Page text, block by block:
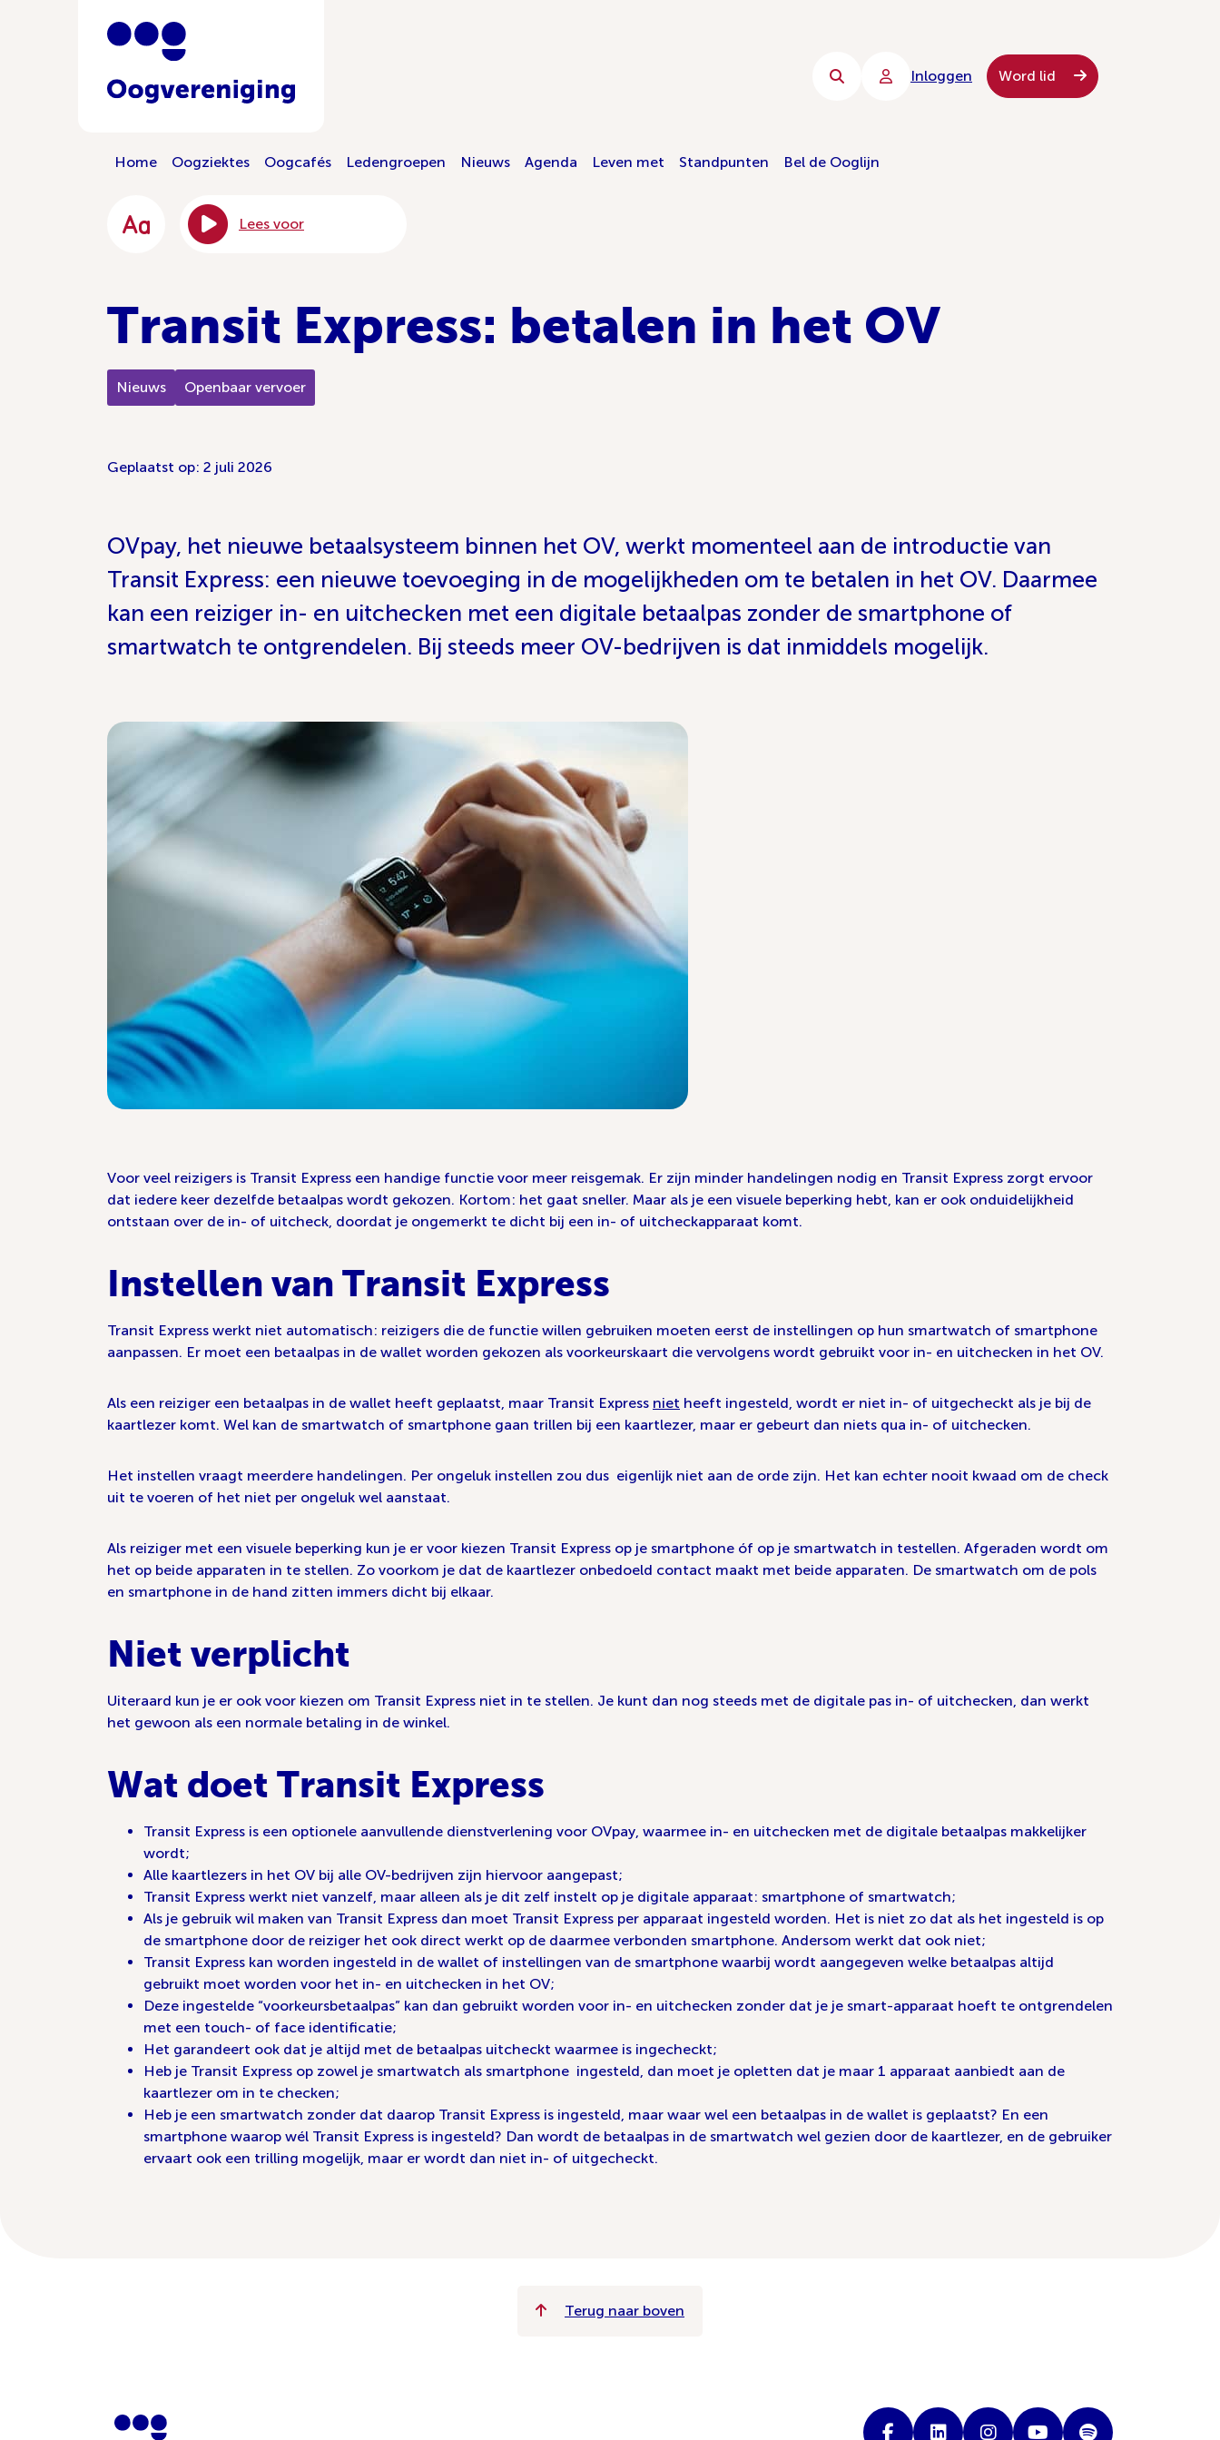
Inloggen Word lid
Home Oogziektes Oogcafés Ledengroepen Nieuws Agenda Leven met Standpunten Bel de Ooglijn
Lees voor
Transit Express: betalen in het OV
Nieuws Openbaar vervoer
Geplaatst op: 2 juli 2026
OVpay, het nieuwe betaalsysteem binnen het OV, werkt momenteel aan de introductie van
Transit Express: een nieuwe toevoeging in de mogelijkheden om te betalen in het OV. Daarmee
kan een reiziger in- en uitchecken met een digitale betaalpas zonder de smartphone of
smartwatch te ontgrendelen. Bij steeds meer OV-bedrijven is dat inmiddels mogelijk.
Voor veel reizigers is Transit Express een handige functie voor meer reisgemak. Er zijn minder handelingen nodig en Transit Express zorgt ervoor
dat iedere keer dezelfde betaalpas wordt gekozen. Kortom: het gaat sneller. Maar als je een visuele beperking hebt, kan er ook onduidelijkheid
ontstaan over de in- of uitcheck, doordat je ongemerkt te dicht bij een in- of uitcheckapparaat komt.
Instellen van Transit Express
Transit Express werkt niet automatisch: reizigers die de functie willen gebruiken moeten eerst de instellingen op hun smartwatch of smartphone
aanpassen. Er moet een betaalpas in de wallet worden gekozen als voorkeurskaart die vervolgens wordt gebruikt voor in- en uitchecken in het OV.
Als een reiziger een betaalpas in de wallet heeft geplaatst, maar Transit Express niet heeft ingesteld, wordt er niet in- of uitgecheckt als je bij de
kaartlezer komt. Wel kan de smartwatch of smartphone gaan trillen bij een kaartlezer, maar er gebeurt dan niets qua in- of uitchecken.
Het instellen vraagt meerdere handelingen. Per ongeluk instellen zou dus eigenlijk niet aan de orde zijn. Het kan echter nooit kwaad om de check
uit te voeren of het niet per ongeluk wel aanstaat.
Als reiziger met een visuele beperking kun je er voor kiezen Transit Express op je smartphone óf op je smartwatch in testellen. Afgeraden wordt om
het op beide apparaten in te stellen. Zo voorkom je dat de kaartlezer onbedoeld contact maakt met beide apparaten. De smartwatch om de pols
en smartphone in de hand zitten immers dicht bij elkaar.
Niet verplicht
Uiteraard kun je er ook voor kiezen om Transit Express niet in te stellen. Je kunt dan nog steeds met de digitale pas in- of uitchecken, dan werkt
het gewoon als een normale betaling in de winkel.
Wat doet Transit Express
Transit Express is een optionele aanvullende dienstverlening voor OVpay, waarmee in- en uitchecken met de digitale betaalpas makkelijker
wordt;
Alle kaartlezers in het OV bij alle OV-bedrijven zijn hiervoor aangepast;
Transit Express werkt niet vanzelf, maar alleen als je dit zelf instelt op je digitale apparaat: smartphone of smartwatch;
Als je gebruik wil maken van Transit Express dan moet Transit Express per apparaat ingesteld worden. Het is niet zo dat als het ingesteld is op
de smartphone door de reiziger het ook direct werkt op de daarmee verbonden smartphone. Andersom werkt dat ook niet;
Transit Express kan worden ingesteld in de wallet of instellingen van de smartphone waarbij wordt aangegeven welke betaalpas altijd
gebruikt moet worden voor het in- en uitchecken in het OV;
Deze ingestelde “voorkeursbetaalpas” kan dan gebruikt worden voor in- en uitchecken zonder dat je je smart-apparaat hoeft te ontgrendelen
met een touch- of face identificatie;
Het garandeert ook dat je altijd met de betaalpas uitcheckt waarmee is ingecheckt;
Heb je Transit Express op zowel je smartwatch als smartphone ingesteld, dan moet je opletten dat je maar 1 apparaat aanbiedt aan de
kaartlezer om in te checken;
Heb je een smartwatch zonder dat daarop Transit Express is ingesteld, maar waar wel een betaalpas in de wallet is geplaatst? En een
smartphone waarop wél Transit Express is ingesteld? Dan wordt de betaalpas in de smartwatch wel gezien door de kaartlezer, en de gebruiker
ervaart ook een trilling mogelijk, maar er wordt dan niet in- of uitgecheckt.
Terug naar boven